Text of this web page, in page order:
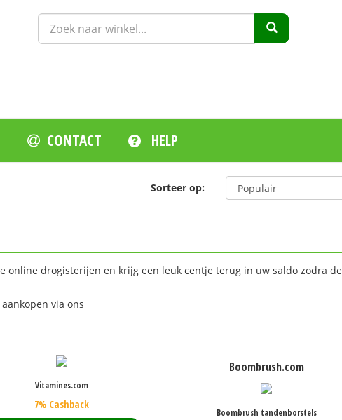
CONTACT HELP
Sorteer op:
online drogisterijen en krijg een leuk centje terug in uw saldo zodra de
via ons
Vitamines.com
7% Cashback
Boombrush.com
Boombrush tandenborstels